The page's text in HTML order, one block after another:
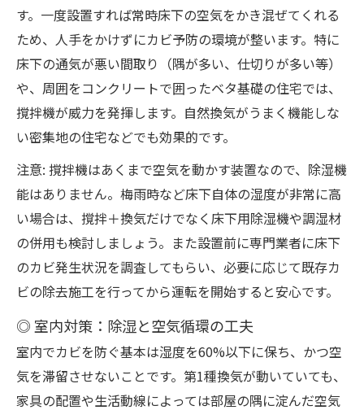
す。一度設置すれば常時床下の空気をかき混ぜてくれる
ため、人手をかけずにカビ予防の環境が整います。特に
床下の通気が悪い間取り（隅が多い、仕切りが多い等）
や、周囲をコンクリートで囲ったベタ基礎の住宅では、
撹拌機が威力を発揮します。自然換気がうまく機能しな
い密集地の住宅などでも効果的です。
注意: 撹拌機はあくまで空気を動かす装置なので、除湿機
能はありません。梅雨時など床下自体の湿度が非常に高
い場合は、撹拌＋換気だけでなく床下用除湿機や調湿材
の併用も検討しましょう。また設置前に専門業者に床下
のカビ発生状況を調査してもらい、必要に応じて既存カ
ビの除去施工を行ってから運転を開始すると安心です。
◎ 室内対策：除湿と空気循環の工夫
室内でカビを防ぐ基本は湿度を60%以下に保ち、かつ空
気を滞留させないことです。第1種換気が動いていても、
家具の配置や生活動線によっては部屋の隅に淀んだ空気